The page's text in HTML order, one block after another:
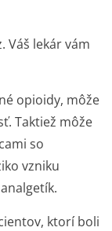
Váš lekár vám
opioidy, môže
Taktiež môže
so
vzniku
ktorí boli